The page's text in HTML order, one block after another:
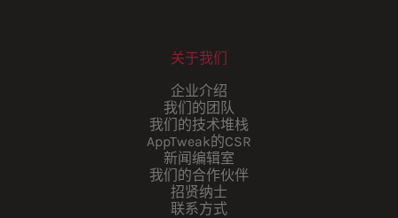
关于我们
企业介绍
我们的团队
我们的技术堆栈
AppTweak的CSR
新闻编辑室
我们的合作伙伴
招贤纳士
联系方式